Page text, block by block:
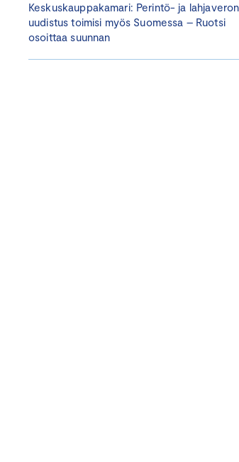
Keskuskauppakamari: Perintö- ja lahjaveron
uudistus toimisi myös Suomessa – Ruotsi
osoittaa suunnan